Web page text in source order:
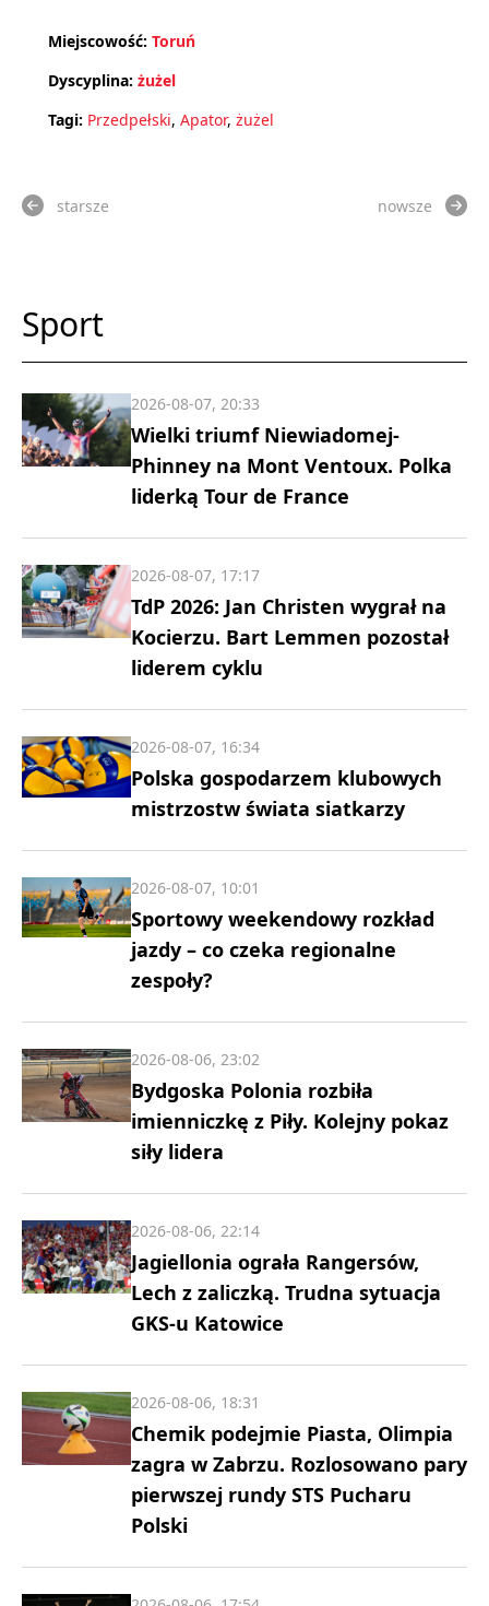
Miejscowość: Toruń
Dyscyplina: żużel
Tagi: Przedpełski, Apator, żużel
starsze nowsze
Sport
Wielki triumf Niewiadomej-
Phinney na Mont Ventoux. Polka
liderką Tour de France
2026-08-07, 20:33
TdP 2026: Jan Christen wygrał na
Kocierzu. Bart Lemmen pozostał
liderem cyklu
2026-08-07, 17:17
Polska gospodarzem klubowych
mistrzostw świata siatkarzy
2026-08-07, 16:34
Sportowy weekendowy rozkład
jazdy – co czeka regionalne
zespoły?
2026-08-07, 10:01
Bydgoska Polonia rozbiła
imienniczkę z Piły. Kolejny pokaz
siły lidera
2026-08-06, 23:02
Jagiellonia ograła Rangersów,
Lech z zaliczką. Trudna sytuacja
GKS-u Katowice
2026-08-06, 22:14
Chemik podejmie Piasta, Olimpia
zagra w Zabrzu. Rozlosowano pary
pierwszej rundy STS Pucharu
Polski
2026-08-06, 18:31